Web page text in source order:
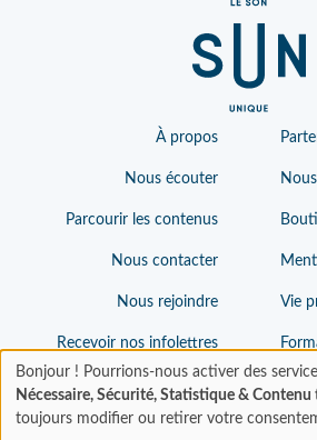
À propos
Nous écouter
Parcourir les contenus
Nous contacter
Nous rejoindre
Recevoir nos infolettres
Vie
Bonjour ! Pourrions-nous activer des
Nécessaire, Sécurité, Statistique & Contenu
toujours modifier ou retirer votre